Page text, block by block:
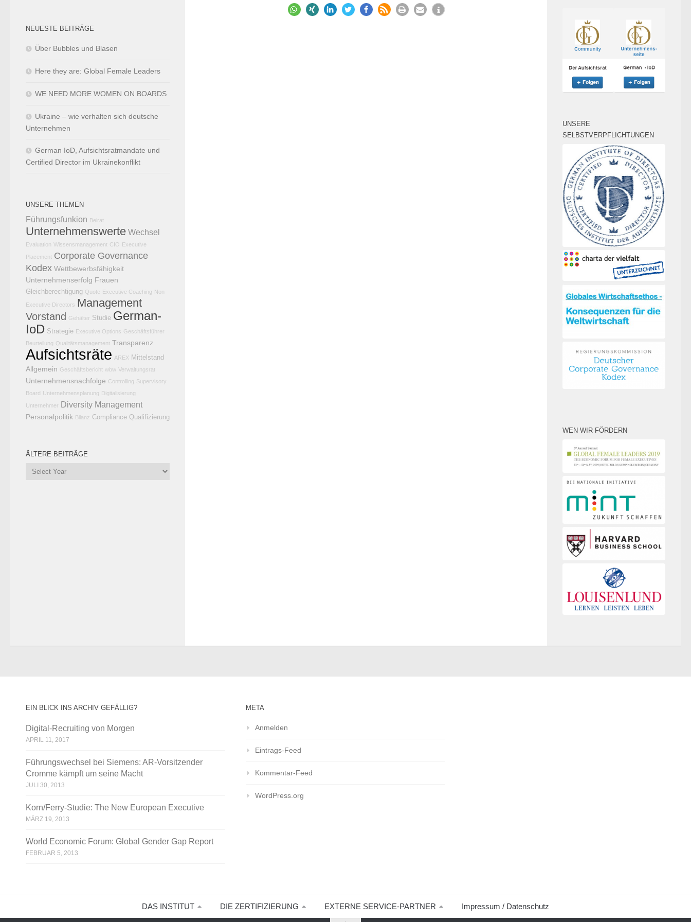
NEUESTE BEITRÄGE
Über Bubbles und Blasen
Here they are: Global Female Leaders
WE NEED MORE WOMEN ON BOARDS
Ukraine – wie verhalten sich deutsche
Unternehmen
German IoD, Aufsichtsratmandate und
Certified Director im Ukrainekonflikt
UNSERE THEMEN
Führungsfunkion Beirat
Unternehmenswerte Wechsel
Evaluation Wissensmanagement CIO Executive
Placement Corporate Governance
Kodex Wettbewerbsfähigkeit
Unternehmenserfolg Frauen
Gleichberechtigung Quote Executive Coaching Non
Executive Directors Management
Vorstand Gehälter Studie German-
IoD Strategie Executive Options Geschäftsführer
Beurteilung Qualitätsmanagement Transparenz
Aufsichtsräte AREX Mittelstand
Allgemein Geschäftsbericht wbw Verwaltungsrat
Unternehmensnachfolge Controlling Supervisory
Board Unternehmensplanung Digitalisierung
Unternehmer Diversity Management
Personalpolitik Bilanz Compliance Qualifizierung
ÄLTERE BEITRÄGE
UNSERE
SELBSTVERPFLICHTUNGEN
WEN WIR FÖRDERN
EIN BLICK INS ARCHIV GEFÄLLIG?
Digital-Recruiting von Morgen
APRIL 11, 2017
Führungswechsel bei Siemens: AR-Vorsitzender
Cromme kämpft um seine Macht
JULI 30, 2013
Korn/Ferry-Studie: The New European Executive
MÄRZ 19, 2013
World Economic Forum: Global Gender Gap Report
FEBRUAR 5, 2013
META
Anmelden
Eintrags-Feed
Kommentar-Feed
WordPress.org
DAS INSTITUT DIE ZERTIFIZIERUNG EXTERNE SERVICE-PARTNER Impressum / Datenschutz